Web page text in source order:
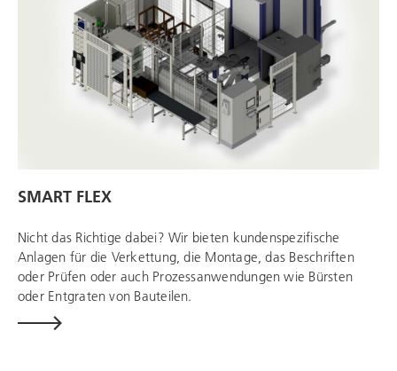
SMART FLEX
Nicht das Richtige dabei? Wir bieten kundenspezifische
Anlagen für die Verkettung, die Montage, das Beschriften
oder Prüfen oder auch Prozessanwendungen wie Bürsten
oder Entgraten von Bauteilen.